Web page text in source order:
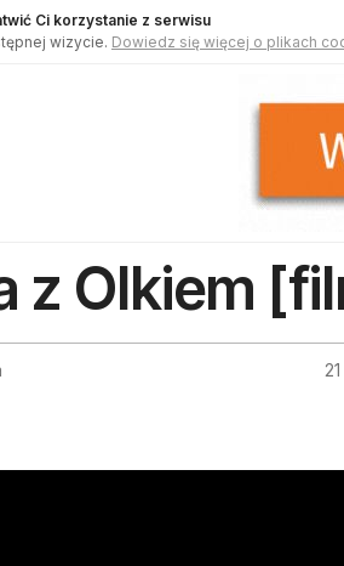
Ci korzystanie z serwisu
wizycie. Dowiedz się więcej o plikach
z Olkiem